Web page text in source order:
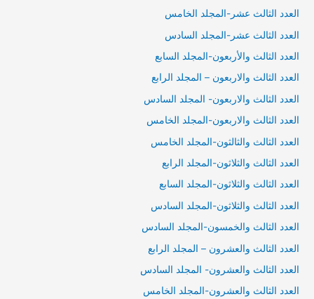
العدد الثالث عشر-المجلد الخامس
العدد الثالث عشر-المجلد السادس
العدد الثالث والأربعون-المجلد السابع
العدد الثالث والاربعون – المجلد الرابع
العدد الثالث والاربعون- المجلد السادس
العدد الثالث والاربعون-المجلد الخامس
العدد الثالث والثالثون-المجلد الخامس
العدد الثالث والثلاثون-المجلد الرابع
العدد الثالث والثلاثون-المجلد السابع
العدد الثالث والثلاثون-المجلد السادس
العدد الثالث والخمسون-المجلد السادس
العدد الثالث والعشرون – المجلد الرابع
العدد الثالث والعشرون- المجلد السادس
العدد الثالث والعشرون-المجلد الخامس